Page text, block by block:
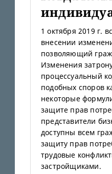
1 октября 2019 г.
внесении
позволяющий
Изменения
процессуальный
подобных споров
некоторые
защите прав
представители
доступны всем
защиту прав
трудовые
застройщиками.